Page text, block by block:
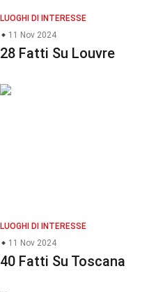
LUOGHI DI INTERESSE
11 Nov 2024
28 Fatti Su Louvre
LUOGHI DI INTERESSE
11 Nov 2024
40 Fatti Su Toscana